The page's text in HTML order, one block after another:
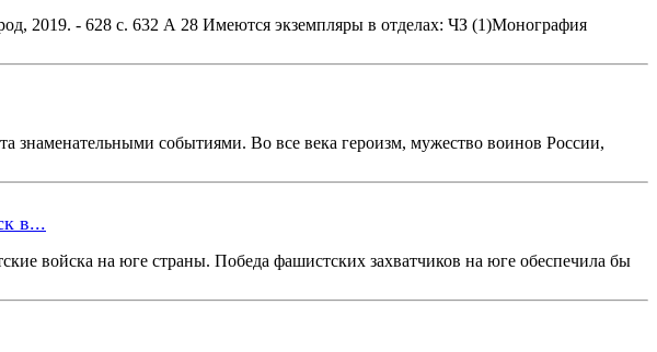
2019. - 628 с. 632 А 28 Имеются экземпляры в отделах: ЧЗ (1)Монография
знаменательными событиями. Во все века героизм, мужество воинов России,
в...
войска на юге страны. Победа фашистских захватчиков на юге обеспечила бы